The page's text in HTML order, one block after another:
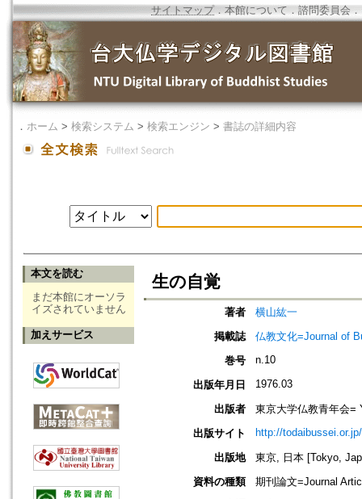
サイトマップ．本館について ． 諮問委員会 ．
． ホーム > 検索システム > 検索エンジン > 書誌の詳細内容
本文を読む
まだ本館にオーソラ
イズされていません
加えサービス
生の自覚
著者
横山紘一
掲載誌
仏教文化=Journal of
巻号
n.10
出版年月日 1976.03
出版者
東京大学仏教青年会=
出版サイト
http://
出版地
東京, 日本 [Tokyo,
資料の種類
期刊論文=Journal